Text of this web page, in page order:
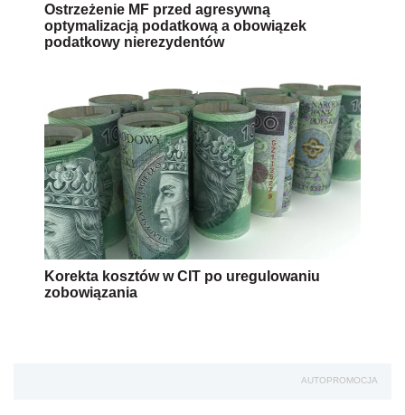
Ostrzeżenie MF przed agresywną
optymalizacją podatkową a obowiązek
podatkowy nierezydentów
Korekta kosztów w CIT po uregulowaniu
zobowiązania
AUTOPROMOCJA